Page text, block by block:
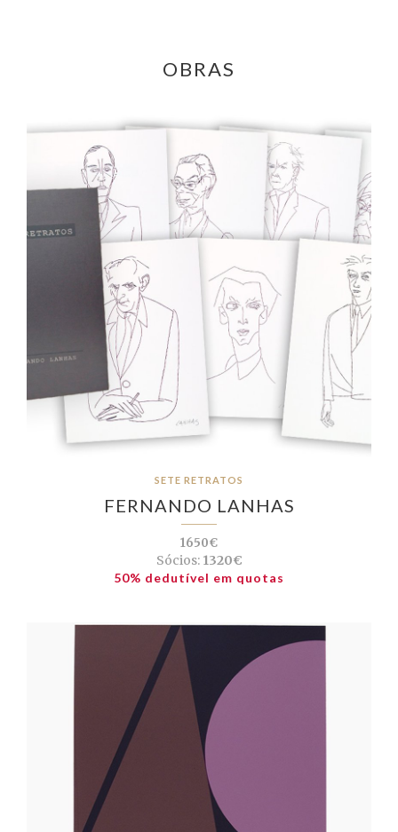
OBRAS
SETE RETRATOS
FERNANDO LANHAS
1650€
Sócios:1320€
50% dedutível em quotas